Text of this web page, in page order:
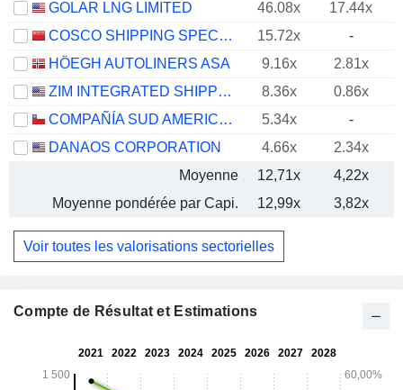
GOLAR LNG LIMITED
46.08x
17.44x
COSCO SHIPPING SPECIALIZED CARRIERS CO.,LTD.
15.72x
-
HÖEGH AUTOLINERS ASA
9.16x
2.81x
ZIM INTEGRATED SHIPPING SERVICES LTD.
8.36x
0.86x
COMPAÑÍA SUD AMERICANA DE VAPORES S.A.
5.34x -
DANAOS CORPORATION
4.66x
2.34x
Moyenne
12,71x 4,22x
Moyenne pondérée par Capi.
12,99x 3,82x
Voir toutes les valorisations sectorielles
Compte de Résultat et Estimations